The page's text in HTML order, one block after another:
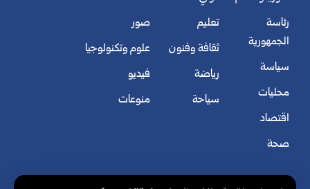
رئاسة
الجمهورية
سياسة
محليات
اقتصاد
صحة
تعليم
ثقافة وفنون
رياضة
سياحة
صور
علوم وتكنولوجيا
فيديو
منوعات